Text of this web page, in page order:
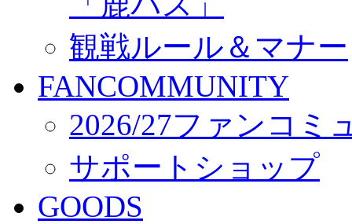
観戦ルール＆マナー
FANCOMMUNITY
2026/27ファンコミ
サポートショップ
GOODS